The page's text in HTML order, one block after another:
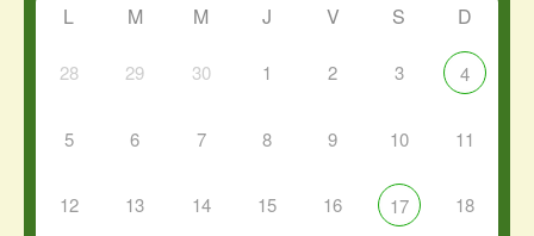
L M M J V S D
28 29 30 1 2 3 4
5 6 7 8 9 10 11
12 13 14 15 16 17 18